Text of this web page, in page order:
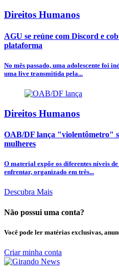
Direitos Humanos
AGU se reúne com Discord e
plataforma
No mês passado, uma adolescente foi
uma live transmitida pela...
Direitos Humanos
OAB/DF lança "violentômetro"
mulheres
O material expõe os diferentes níveis
enfrentar, organizado em três...
Descubra Mais
Não possui uma conta?
Você pode ler matérias exclusivas,
Criar minha conta